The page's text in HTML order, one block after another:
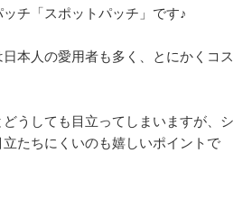
チ「スポットパッチ」です♪
本人の愛用者も多く、とにかくコス
うしても目立ってしまいますが、シ
たちにくいのも嬉しいポイントで